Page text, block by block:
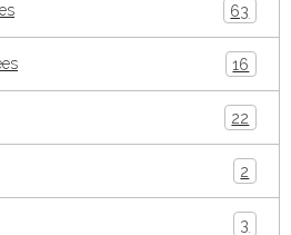
63
16
22
2
3